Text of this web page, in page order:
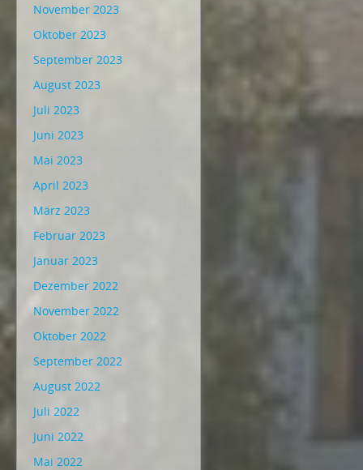
November 2023
Oktober 2023
September 2023
August 2023
Juli 2023
Juni 2023
Mai 2023
April 2023
März 2023
Februar 2023
Januar 2023
Dezember 2022
November 2022
Oktober 2022
September 2022
August 2022
Juli 2022
Juni 2022
Mai 2022